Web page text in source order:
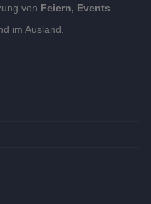
von Feiern, Events
im Ausland.